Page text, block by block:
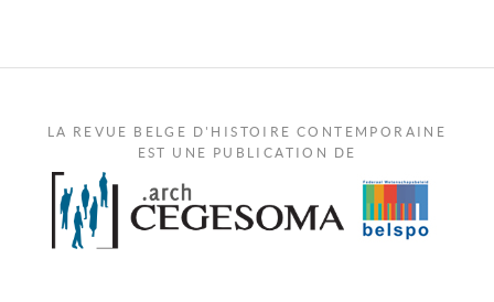
LA REVUE BELGE D'HISTOIRE CONTEMPORAINE
EST UNE PUBLICATION DE